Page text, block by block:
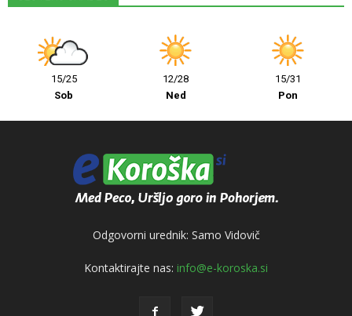
15/25
Sob
12/28
Ned
15/31
Pon
Odgovorni urednik: Samo Vidovič
Kontaktirajte nas: info@e-koroska.si